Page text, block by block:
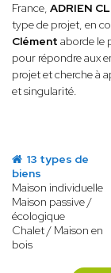
France, ADRIEN
type de projet, en
Clément aborde le
pour répondre aux
projet et cherche à
et singularité.
13 types de
biens
Maison individuelle
Maison passive /
écologique
Chalet / Maison en
bois